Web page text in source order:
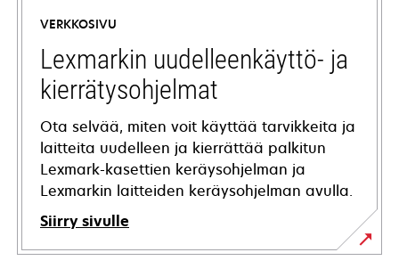
new
tab
VERKKOSIVU
Lexmarkin uudelleenkäyttö- ja
kierrätysohjelmat
Ota selvää, miten voit käyttää tarvikkeita ja
laitteita uudelleen ja kierrättää palkitun
Lexmark-kasettien keräysohjelman ja
Lexmarkin laitteiden keräysohjelman avulla.
Siirry sivulle